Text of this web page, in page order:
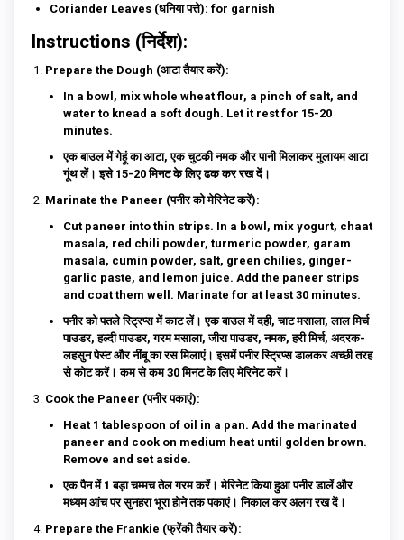
Coriander Leaves (धनिया पत्ते): for garnish
Instructions (निर्देश):
Prepare the Dough (आटा तैयार करें):
In a bowl, mix whole wheat flour, a pinch of salt, and
water to knead a soft dough. Let it rest for 15-20
minutes.
एक बाउल में गेहूं का आटा, एक चुटकी नमक और पानी मिलाकर मुलायम आटा
गूंथ लें। इसे 15-20 मिनट के लिए ढक कर रख दें।
Marinate the Paneer (पनीर को मेरिनेट करें):
Cut paneer into thin strips. In a bowl, mix yogurt, chaat
masala, red chili powder, turmeric powder, garam
masala, cumin powder, salt, green chilies, ginger-
garlic paste, and lemon juice. Add the paneer strips
and coat them well. Marinate for at least 30 minutes.
पनीर को पतले स्ट्रिप्स में काट लें। एक बाउल में दही, चाट मसाला, लाल मिर्च
पाउडर, हल्दी पाउडर, गरम मसाला, जीरा पाउडर, नमक, हरी मिर्च, अदरक-
लहसुन पेस्ट और नींबू का रस मिलाएं। इसमें पनीर स्ट्रिप्स डालकर अच्छी तरह
से कोट करें। कम से कम 30 मिनट के लिए मेरिनेट करें।
Cook the Paneer (पनीर पकाएं):
Heat 1 tablespoon of oil in a pan. Add the marinated
paneer and cook on medium heat until golden brown.
Remove and set aside.
एक पैन में 1 बड़ा चम्मच तेल गरम करें। मेरिनेट किया हुआ पनीर डालें और
मध्यम आंच पर सुनहरा भूरा होने तक पकाएं। निकाल कर अलग रख दें।
Prepare the Frankie (फ्रेंकी तैयार करें):